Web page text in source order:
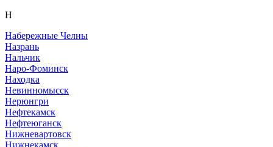
Н
Набережные Челны
Назрань
Нальчик
Наро-Фоминск
Находка
Невинномысск
Нерюнгри
Нефтекамск
Нефтеюганск
Нижневартовск
Нижнекамск